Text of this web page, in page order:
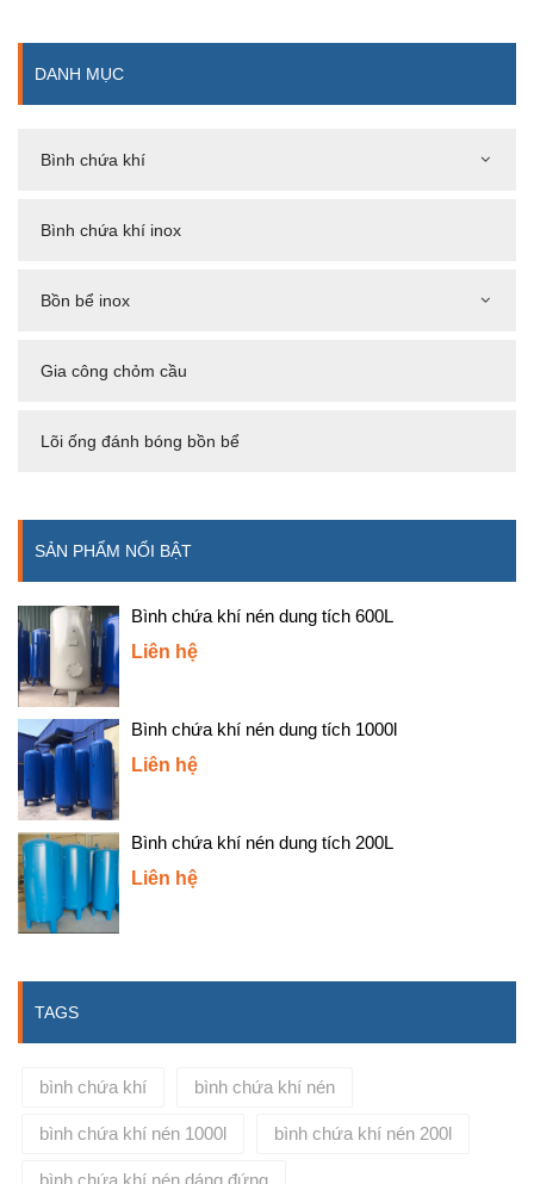
DANH MỤC
Bình chứa khí
Bình chứa khí inox
Bồn bể inox
Gia công chỏm cầu
Lõi ống đánh bóng bồn bể
SẢN PHẨM NỔI BẬT
Bình chứa khí nén dung tích 600L
Liên hệ
Bình chứa khí nén dung tích 1000l
Liên hệ
Bình chứa khí nén dung tích 200L
Liên hệ
TAGS
bình chứa khí bình chứa khí nén
bình chứa khí nén 1000l bình chứa khí nén 200l
bình chứa khí nén dáng đứng